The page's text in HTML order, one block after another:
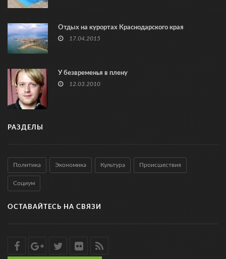
Отдых на курортах Краснодарского края
17.04.2015
У безвременья в плену
12.03.2010
РАЗДЕЛЫ
Политика Экономика Культура Происшествия
Социум
ОСТАВАЙТЕСЬ НА СВЯЗИ